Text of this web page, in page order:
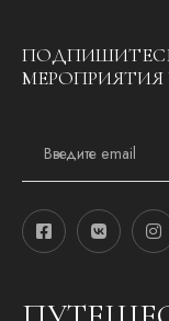
a
l
*